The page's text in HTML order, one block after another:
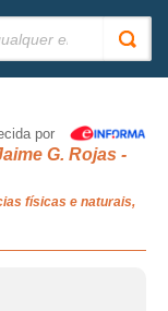
por
G. Rojas -
físicas e naturais,